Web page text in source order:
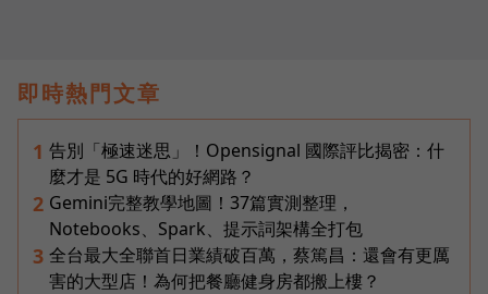
即時熱門文章
1 告別「極速迷思」！Opensignal 國際評比揭密：什
麼才是 5G 時代的好網路？
2 Gemini完整教學地圖！37篇實測整理，
Notebooks、Spark、提示詞架構全打包
3 全台最大全聯首日業績破百萬，蔡篤昌：還會有更厲
害的大型店！為何把餐廳健身房都搬上樓？